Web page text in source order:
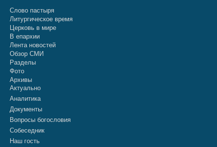
Слово пастыря
Литургическое время
Церковь в мире
В епархии
Лента новостей
Обзор СМИ
Разделы
Фото
Архивы
Актуально
Аналитика
Документы
Вопросы богословия
Собеседник
Наш гость